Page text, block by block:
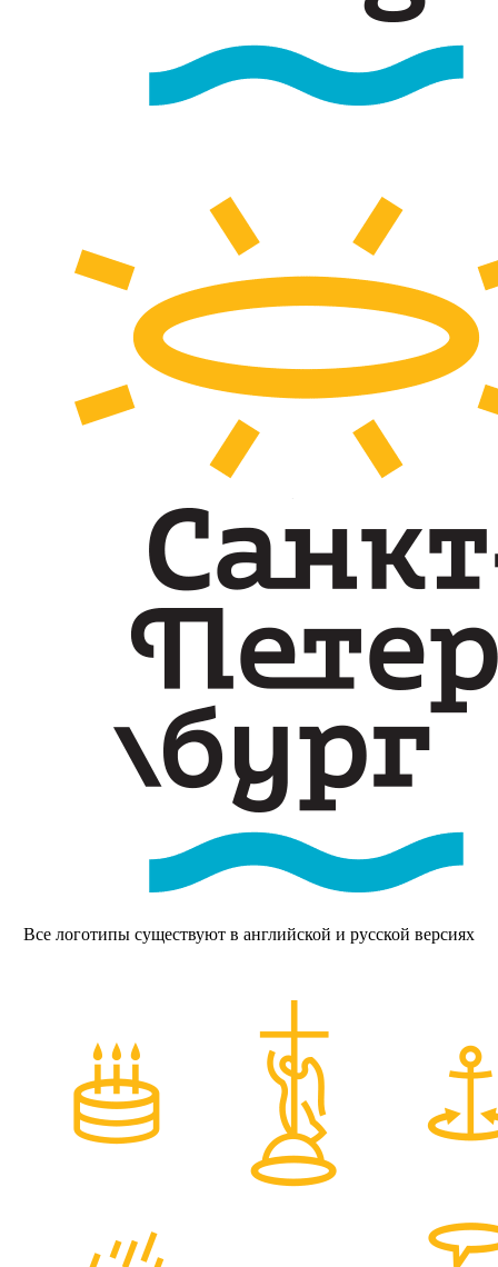
Все логотипы существуют в английской и русской версиях